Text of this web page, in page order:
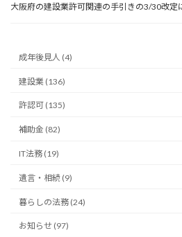
大阪府の建設業許可関連の手引きの3/30改定
成年後見人 (4)
建設業 (136)
許認可 (135)
補助金 (82)
IT法務 (19)
遺言・相続 (9)
暮らしの法務 (24)
お知らせ (97)